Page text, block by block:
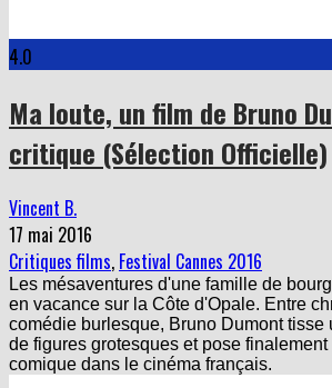
4.0
Ma loute, un film de Bruno
critique (Sélection Officielle)
Vincent B.
17 mai 2016
Critiques films Festival Cannes 2016
Les mésaventures d'une famille de
en vacance sur la Côte d'Opale. Entre
comédie burlesque, Bruno Dumont tisse
de figures grotesques et pose
comique dans le cinéma français.